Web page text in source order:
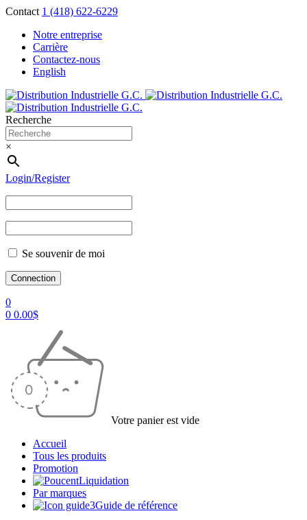
Contact 1 (418) 622-6229
Notre entreprise
Carrière
Contactez-nous
English
Recherche
×
Login/Register
Se souvenir de moi
0
0 0.00$
Votre panier est vide
Accueil
Tous les produits
Promotion
Liquidation
Par marques
Guide de référence